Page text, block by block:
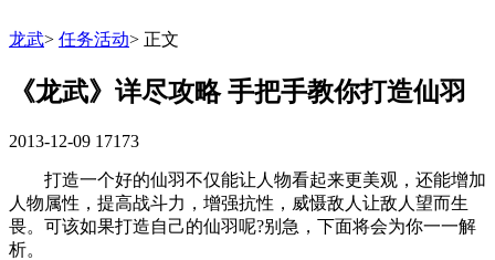
龙武> 任务活动> 正文
《龙武》详尽攻略 手把手教你打造仙羽
2013-12-09 17173
打造一个好的仙羽不仅能让人物看起来更美观，还能增加
人物属性，提高战斗力，增强抗性，威慑敌人让敌人望而生
畏。可该如果打造自己的仙羽呢?别急，下面将会为你一一解
析。